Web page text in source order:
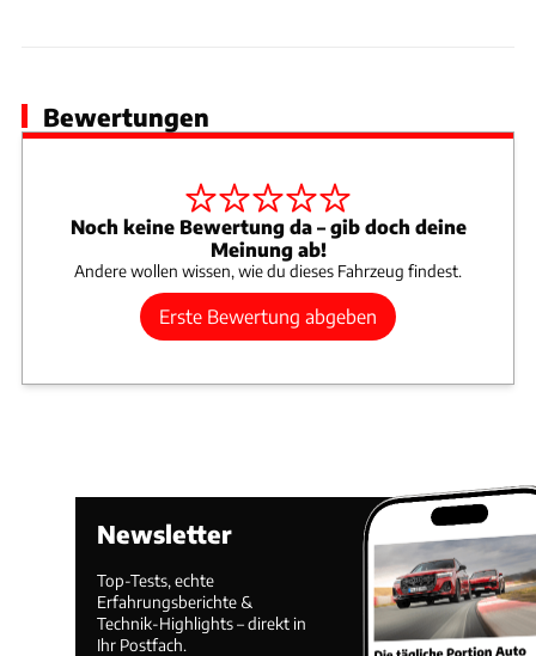
Bewertungen
Noch keine Bewertung da – gib doch deine
Meinung ab!
Andere wollen wissen, wie du dieses Fahrzeug findest.
Erste Bewertung abgeben
Newsletter
Top-Tests, echte
Erfahrungsberichte &
Technik-Highlights – direkt in
Ihr Postfach.